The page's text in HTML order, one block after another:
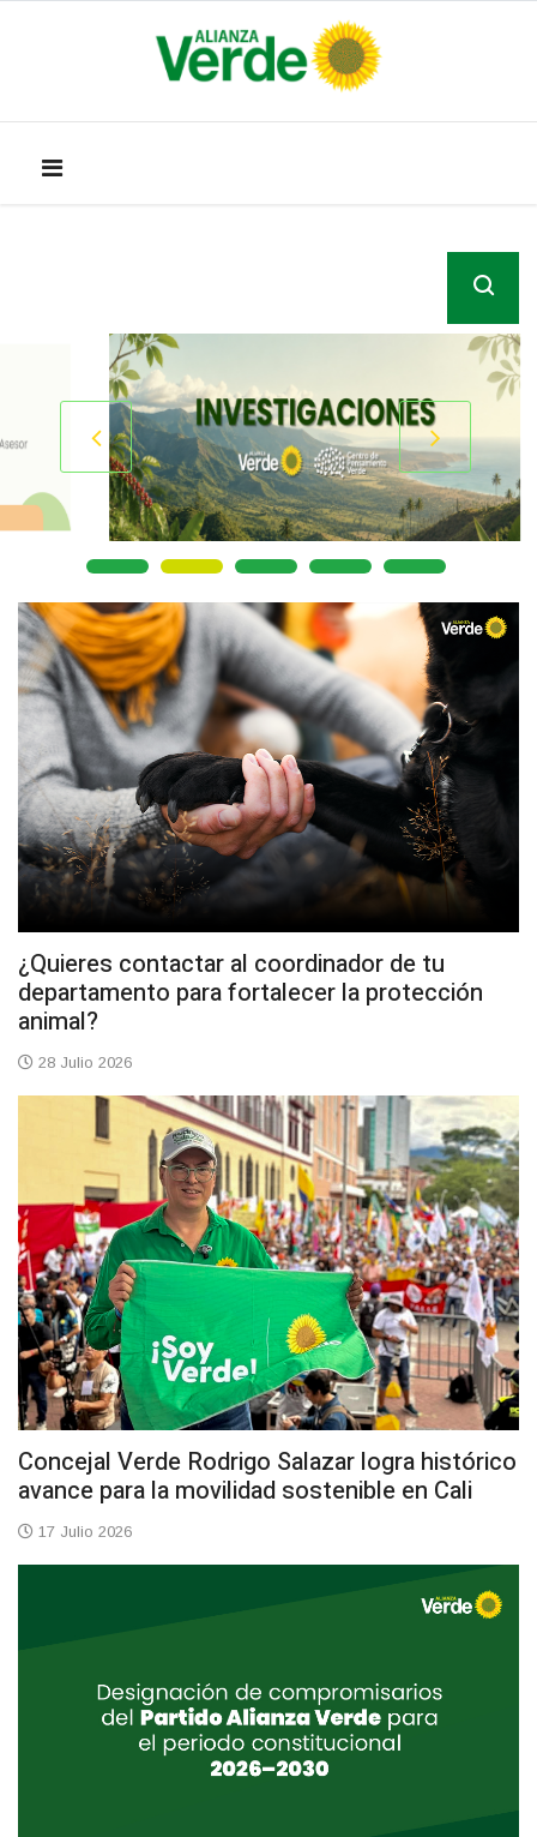
¿Quieres contactar al coordinador de tu
departamento para fortalecer la protección
animal?
28 Julio 2026
Concejal Verde Rodrigo Salazar logra histórico
avance para la movilidad sostenible en Cali
17 Julio 2026